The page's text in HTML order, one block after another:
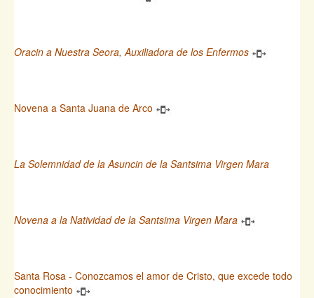
Oracin a Nuestra Seora, Auxiliadora de los Enfermos
Novena a Santa Juana de Arco
La Solemnidad de la Asuncin de la Santsima Virgen Mara
Novena a la Natividad de la Santsima Virgen Mara
Santa Rosa - Conozcamos el amor de Cristo, que excede todo
conocimiento